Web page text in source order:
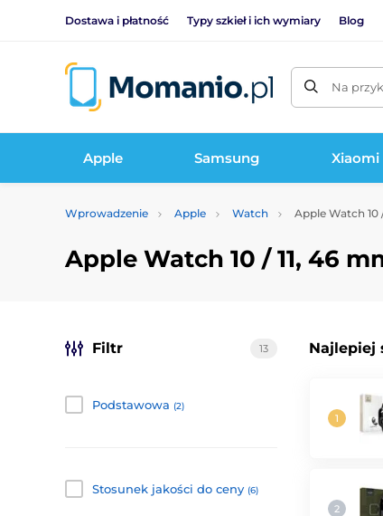
Dostawa i płatność Typy szkieł i ich wymiary Blog
Na
Apple Samsung Xiaomi
Wprowadzenie Apple Watch Apple Watch 10
Apple Watch 10 / 11, 46
Najlepiej
Filtr 13
Podstawowa (2)
Stosunek jakości do ceny (6)